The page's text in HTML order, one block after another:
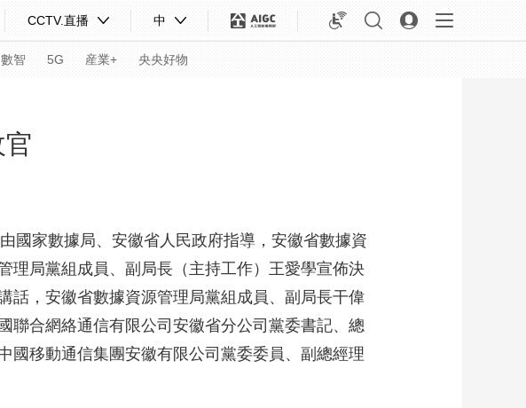
CCTV.直播 中
數智 5G 産業+ 央央好物
鋒面
際足球 網球 綜合體育 亞冬會
國家數據局、安徽省人民政府指導，安徽省數據資
理局黨組成員、副局長（主持工作）王愛學宣佈決
話，安徽省數據資源管理局黨組成員、副局長干偉
聯合網絡通信有限公司安徽省分公司黨委書記、總
國移動通信集團安徽有限公司黨委委員、副總經理